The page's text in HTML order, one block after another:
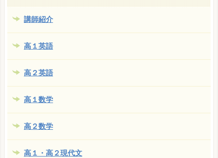
講師紹介
高１英語
高２英語
高１数学
高２数学
高１・高２現代文